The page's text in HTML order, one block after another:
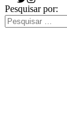
Pesquisar por: